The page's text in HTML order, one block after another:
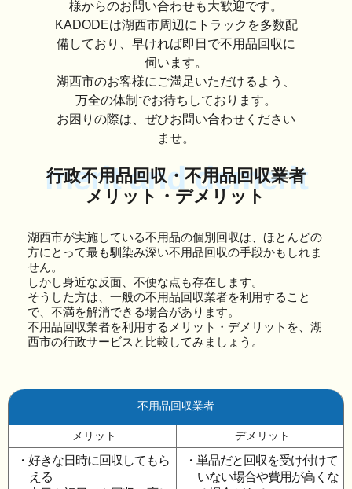
様からのお問い合わせも大歓迎です。
KADODEは湖西市周辺にトラックを多数配
備しており、早ければ即日で不用品回収に
伺います。
湖西市のお客様にご満足いただけるよう、
万全の体制でお待ちしております。
お困りの際は、ぜひお問い合わせください
ませ。
merit and demerit
行政不用品回収・不用品回収業者
メリット・デメリット
湖西市が実施している不用品の個別回収は、ほとんどの
方にとって最も馴染み深い不用品回収の手段かもしれま
せん。
しかし身近な反面、不便な点も存在します。
そうした方は、一般の不用品回収業者を利用すること
で、不満を解消できる場合があります。
不用品回収業者を利用するメリット・デメリットを、湖
西市の行政サービスと比較してみましょう。
不用品回収業者
メリット デメリット
・好きな日時に回収してもら
える
・単品だと回収を受け付けて
いない場合や費用が高くな